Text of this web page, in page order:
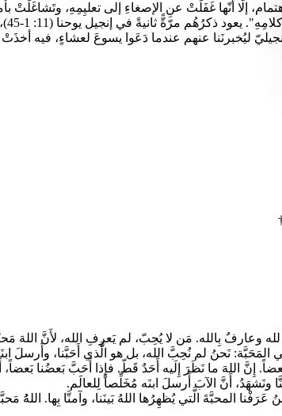
إلّا أنّها غَفَلَتْ عنِ الإصغاءِ إلى تعليِمِهِ، وتَشاغَلَتْ
ليُخبرنَنا عنهم عندما دَعَوا يسوعَ لعشاءٍ،
وعارفٌ بِالله. مَن لا يُحِبّ، لم يَعرِفِ الله، لأَنَّ اللهَ
المَحَبَّة: نَحنُ لم نُحِبَّ الله، بل هو الَّذي أَحَبَّنا، وأَرسلَ
إِنَّ اللهَ ما نَظَرَ إِلَيه أَحَدٌ قَطّ. فإِذا أَحَبَّ بَعضُنا بَعضاً،
ونَشهَدُ، أَنَّ الآبَ أَرسلَ ابنَه مُخَلِّصاً لِلعالَم.
المحبَّةَ الَّتي يُظهِرُها اللهُ بَينَنا، وآمنَّا بِها.